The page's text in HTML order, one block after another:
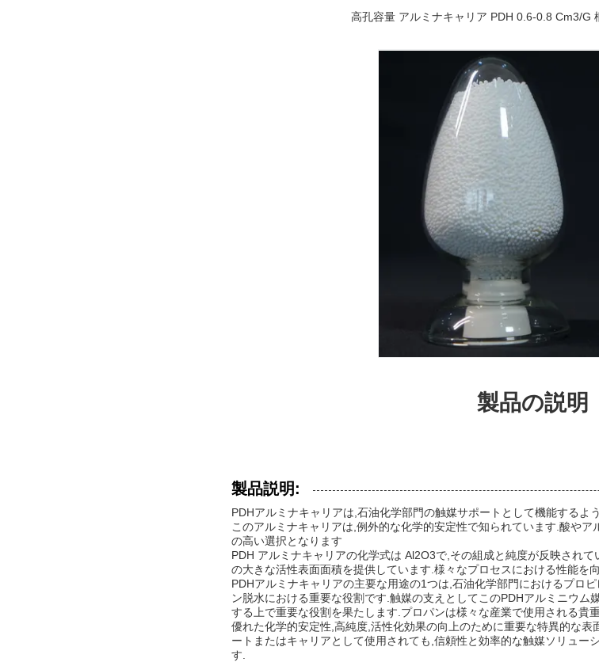
高孔容量 アルミナキャリア PDH 0.6-0.8 Cm3/G
製品の説明
製品説明:
PDHアルミナキャリアは,石油化学部門の触媒サポートとして機能するよ
このアルミナキャリアは,例外的な化学的安定性で知られています.酸や
の高い選択となります
PDH アルミナキャリアの化学式は Al2O3で,その組成と純度が反映され
の大きな活性表面面積を提供しています.様々なプロセスにおける性能を
PDHアルミナキャリアの主要な用途の1つは,石油化学部門におけるプロ
ン脱水における重要な役割です.触媒の支えとしてこのPDHアルミニウム
する上で重要な役割を果たします.プロパンは様々な産業で使用される貴
優れた化学的安定性,高純度,活性化効果の向上のために重要な特異的な
ートまたはキャリアとして使用されても,信頼性と効率的な触媒ソリュー
す.